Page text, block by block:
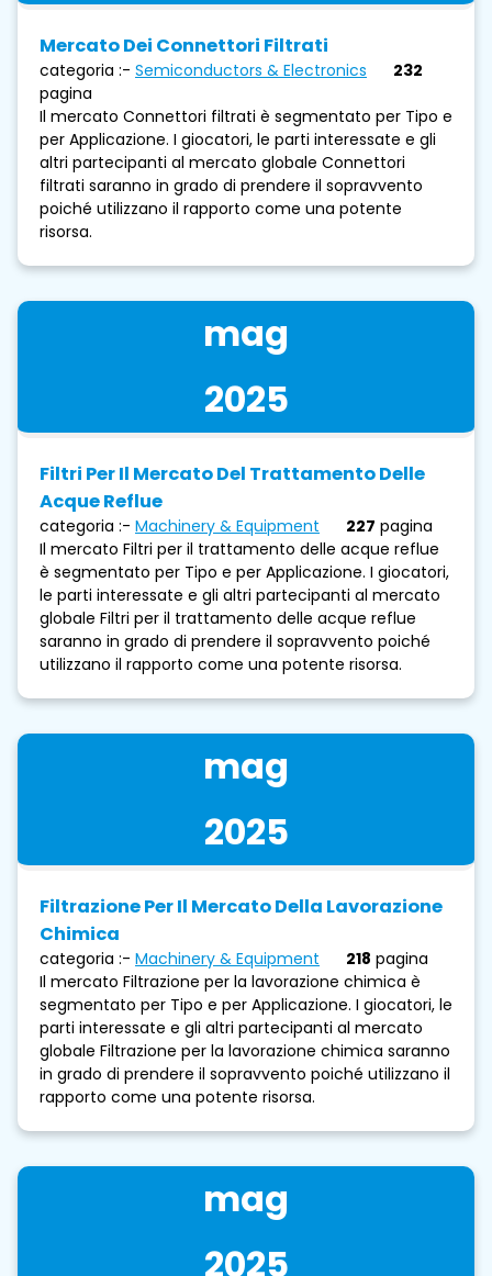
Mercato Dei Connettori Filtrati
categoria :- Semiconductors & Electronics
232
pagina
Il mercato Connettori filtrati è segmentato per Tipo e
per Applicazione. I giocatori, le parti interessate e gli
altri partecipanti al mercato globale Connettori
filtrati saranno in grado di prendere il sopravvento
poiché utilizzano il rapporto come una potente
risorsa.
mag
2025
Filtri Per Il Mercato Del Trattamento Delle
Acque Reflue
categoria :- Machinery & Equipment 227 pagina
Il mercato Filtri per il trattamento delle acque reflue
è segmentato per Tipo e per Applicazione. I giocatori,
le parti interessate e gli altri partecipanti al mercato
globale Filtri per il trattamento delle acque reflue
saranno in grado di prendere il sopravvento poiché
utilizzano il rapporto come una potente risorsa.
mag
2025
Filtrazione Per Il Mercato Della Lavorazione
Chimica
categoria :- Machinery & Equipment 218 pagina
Il mercato Filtrazione per la lavorazione chimica è
segmentato per Tipo e per Applicazione. I giocatori, le
parti interessate e gli altri partecipanti al mercato
globale Filtrazione per la lavorazione chimica saranno
in grado di prendere il sopravvento poiché utilizzano il
rapporto come una potente risorsa.
mag
2025